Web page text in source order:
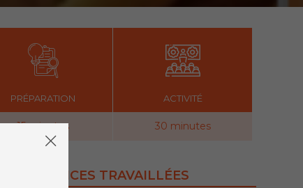
PRÉPARATION
15 minutes
ACTIVITÉ
30 minutes
COMPÉTENCES TRAVAILLÉES